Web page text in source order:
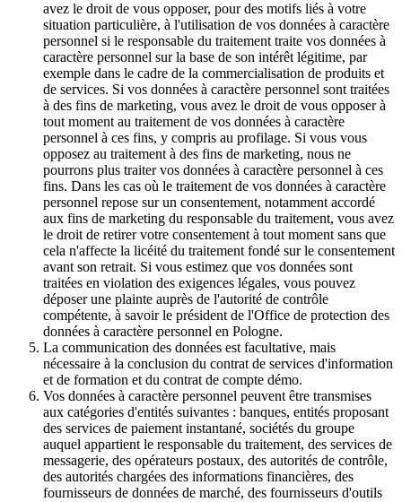
avez le droit de vous opposer, pour des motifs liés à votre
situation particulière, à l'utilisation de vos données à caractère
personnel si le responsable du traitement traite vos données à
caractère personnel sur la base de son intérêt légitime, par
exemple dans le cadre de la commercialisation de produits et
de services. Si vos données à caractère personnel sont traitées
à des fins de marketing, vous avez le droit de vous opposer à
tout moment au traitement de vos données à caractère
personnel à ces fins, y compris au profilage. Si vous vous
opposez au traitement à des fins de marketing, nous ne
pourrons plus traiter vos données à caractère personnel à ces
fins. Dans les cas où le traitement de vos données à caractère
personnel repose sur un consentement, notamment accordé
aux fins de marketing du responsable du traitement, vous avez
le droit de retirer votre consentement à tout moment sans que
cela n'affecte la licéité du traitement fondé sur le consentement
avant son retrait. Si vous estimez que vos données sont
traitées en violation des exigences légales, vous pouvez
déposer une plainte auprès de l'autorité de contrôle
compétente, à savoir le président de l'Office de protection des
données à caractère personnel en Pologne.
La communication des données est facultative, mais
nécessaire à la conclusion du contrat de services d'information
et de formation et du contrat de compte démo.
Vos données à caractère personnel peuvent être transmises
aux catégories d'entités suivantes : banques, entités proposant
des services de paiement instantané, sociétés du groupe
auquel appartient le responsable du traitement, des services de
messagerie, des opérateurs postaux, des autorités de contrôle,
des autorités chargées des informations financières, des
fournisseurs de données de marché, des fournisseurs d'outils